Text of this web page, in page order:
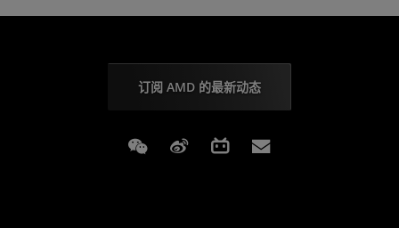
订阅 AMD 的最新动态
Weixin Weibo Bilibili